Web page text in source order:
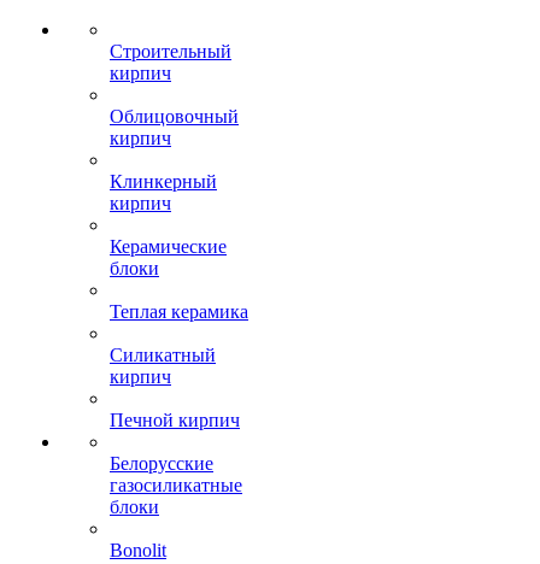
Строительный
кирпич
Облицовочный
кирпич
Клинкерный
кирпич
Керамические
блоки
Теплая керамика
Силикатный
кирпич
Печной кирпич
Белорусские
газосиликатные
блоки
Bonolit